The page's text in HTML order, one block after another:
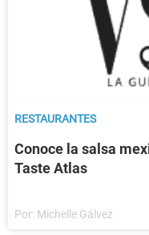
RESTAURANTES
Conoce la salsa
Taste Atlas
Por: Michelle Gálvez